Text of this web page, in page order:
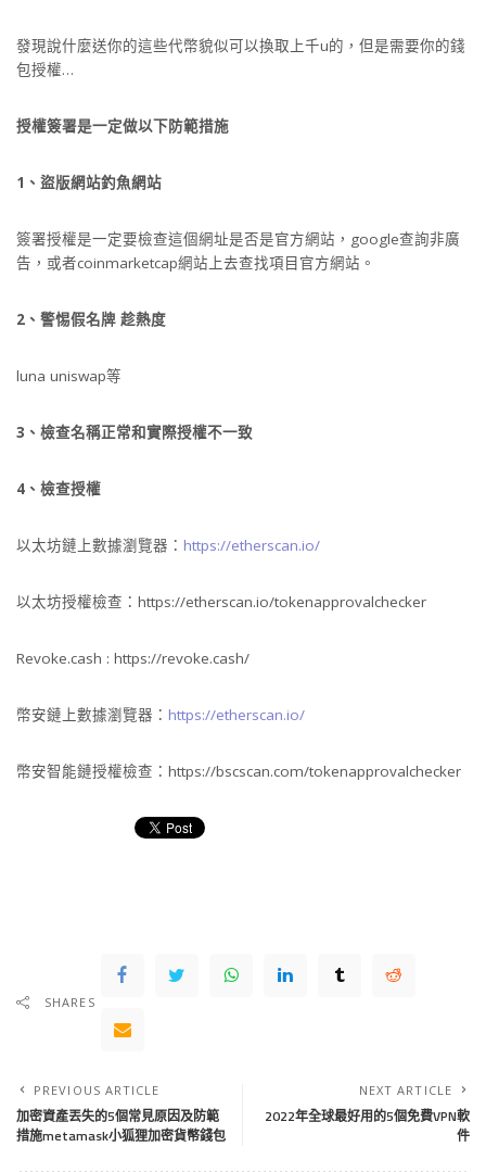
發現說什麼送你的這些代幣貌似可以換取上千u的，但是需要你的錢
包授權…
授權簽署是一定做以下防範措施
1、盜版網站釣魚網站
簽署授權是一定要檢查這個網址是否是官方網站，google查詢非廣
告，或者coinmarketcap網站上去查找項目官方網站。
2、警惕假名牌 趁熱度
luna uniswap等
3、檢查名稱正常和實際授權不一致
4、檢查授權
以太坊鏈上數據瀏覽器： https://etherscan.io/
以太坊授權檢查：https://etherscan.io/tokenapprovalchecker
Revoke.cash : https://revoke.cash/
幣安鏈上數據瀏覽器： https://etherscan.io/
幣安智能鏈授權檢查：https://bscscan.com/tokenapprovalchecker
SHARES
PREVIOUS ARTICLE
加密資產丟失的5個常見原因及防範
措施metamask小狐狸加密貨幣錢包
NEXT ARTICLE
2022年全球最好用的5個免費VPN軟
件